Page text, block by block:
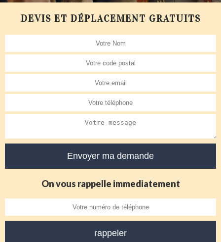
DEVIS ET DÉPLACEMENT GRATUITS
On vous rappelle immediatement